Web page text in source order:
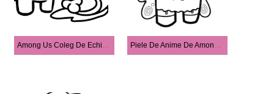
Among Us Coleg De Echipaj și Cadavru Piele De Anime De Among Us